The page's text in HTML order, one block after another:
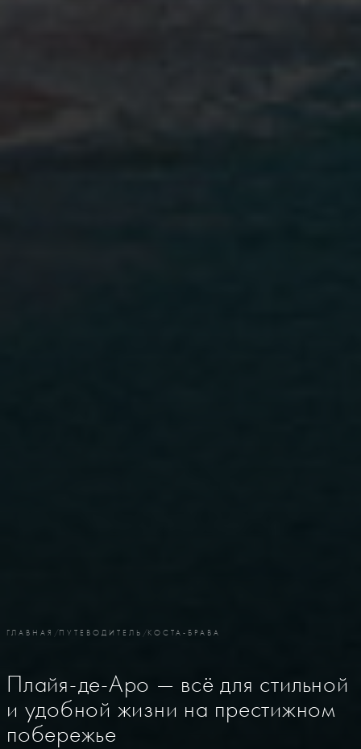
ГЛАВНАЯ /ПУТЕВОДИТЕЛЬ /КОСТА-БРАВА
Плайя-де-Аро — всё для стильной
и удобной жизни на престижном
побережье